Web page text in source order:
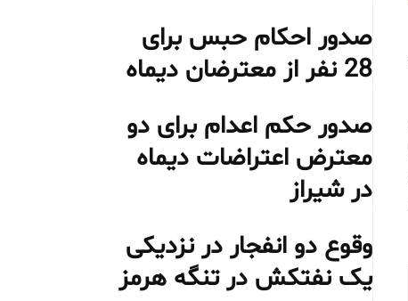
صدور احکام حبس برای
28 نفر از معترضان دیماه
صدور حکم اعدام برای دو
معترض اعتراضات دیماه
در شیراز
وقوع دو انفجار در نزدیکی
یک نفتکش در تنگه هرمز